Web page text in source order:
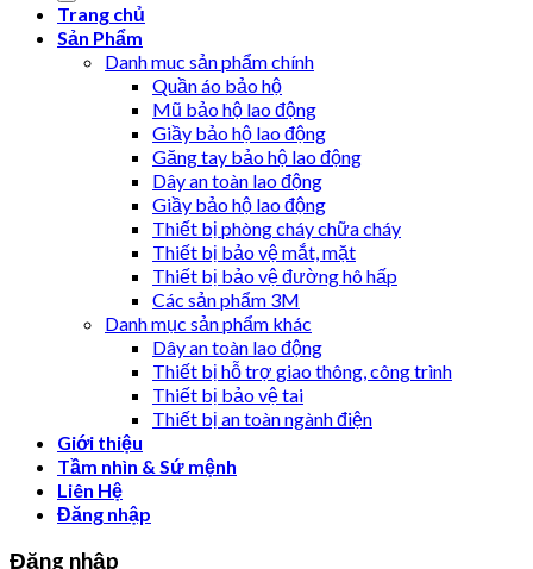
Trang chủ
Sản Phẩm
Danh muc sản phẩm chính
Quần áo bảo hộ
Mũ bảo hộ lao động
Giầy bảo hộ lao động
Găng tay bảo hộ lao động
Dây an toàn lao động
Giầy bảo hộ lao động
Thiết bị phòng cháy chữa cháy
Thiết bị bảo vệ mắt, mặt
Thiết bị bảo vệ đường hô hấp
Các sản phẩm 3M
Danh mục sản phẩm khác
Dây an toàn lao động
Thiết bị hỗ trợ giao thông, công trình
Thiết bị bảo vệ tai
Thiết bị an toàn ngành điện
Giới thiệu
Tầm nhìn & Sứ mệnh
Liên Hệ
Đăng nhập
Đăng nhập